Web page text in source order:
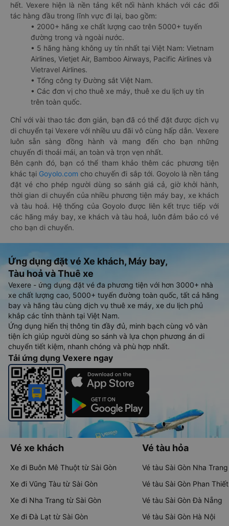
hết. Vexere hiện là nền tảng kết nối hành khách với các đối
tác hàng đầu trong lĩnh vực đi lại, bao gồm:
• 2000+ hãng xe chất lượng cao trên 5000+ tuyến
đường trong và ngoài nước.
• 5 hãng hàng không uy tín nhất tại Việt Nam: Vietnam
Airlines, Vietjet Air, Bamboo Airways, Pacific Airlines và
Vietravel Airlines.
• Tổng công ty Đường sắt Việt Nam.
• Các đơn vị cho thuê xe máy, thuê xe du lịch uy tín
trên toàn quốc.
Chỉ với vài thao tác đơn giản, bạn đã có thể đặt được dịch vụ
di chuyển tại Vexere với nhiều ưu đãi vô cùng hấp dẫn. Vexere
luôn sẵn sàng đồng hành và mang đến cho bạn những
chuyến đi thoải mái, an toàn và trọn vẹn nhất.
Bên cạnh đó, bạn có thể tham khảo thêm các phương tiện
khác tại Goyolo.com cho chuyến đi sắp tới. Goyolo là nền tảng
đặt vé cho phép người dùng so sánh giá cả, giờ khởi hành,
thời gian di chuyển của nhiều phương tiện máy bay, xe khách
và tàu hoả. Hệ thống của Goyolo được liên kết trực tiếp với
các hãng máy bay, xe khách và tàu hoả, luôn đảm bảo có vé
cho bạn di chuyển.
Ứng dụng đặt vé Xe khách, Máy bay,
Tàu hoả và Thuê xe
Vexere - ứng dụng đặt vé đa phương tiện với hơn 3000+ nhà
xe chất lượng cao, 5000+ tuyến đường toàn quốc, tất cả hãng
bay và hãng tàu cùng dịch vụ thuê xe máy, xe du lịch phủ
khắp các tỉnh thành tại Việt Nam.
Ứng dụng hiển thị thông tin đầy đủ, minh bạch cùng vô vàn
tiện ích giúp người dùng so sánh và lựa chọn phương án di
chuyển tiết kiệm, nhanh chóng và phù hợp nhất.
Tải ứng dụng Vexere ngay
Vé xe khách
Xe đi Buôn Mê Thuột từ Sài Gòn
Xe đi Vũng Tàu từ Sài Gòn
Xe đi Nha Trang từ Sài Gòn
Xe đi Đà Lạt từ Sài Gòn
Vé tàu hỏa
Vé tàu Sài Gòn Nha Trang
Vé tàu Sài Gòn Phan Thiết
Vé tàu Sài Gòn Đà Nẵng
Vé tàu Sài Gòn Hà Nội